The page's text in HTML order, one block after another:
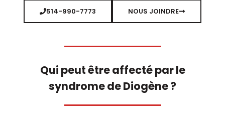
514-990-7773 NOUS JOINDRE
Qui peut être affecté par le
syndrome de Diogène ?